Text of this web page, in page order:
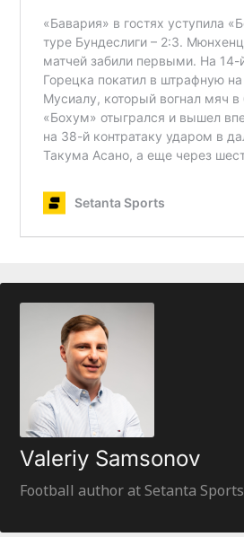
Valeriy Samsonov
Football author at Setanta Sports